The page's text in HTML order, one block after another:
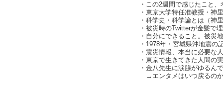
・この2週間で感じたこと
・東京大学特任准教授・神
・科学史・科学論とは（神
・被災時のTwitterが金髪で
・自分にできること。被災
・1978年・宮城県沖地震の
・震災情報、本当に必要な
・東京で生きてきた人間の
・金八先生に涙腺がゆるん
→エンタメはいつ戻るの